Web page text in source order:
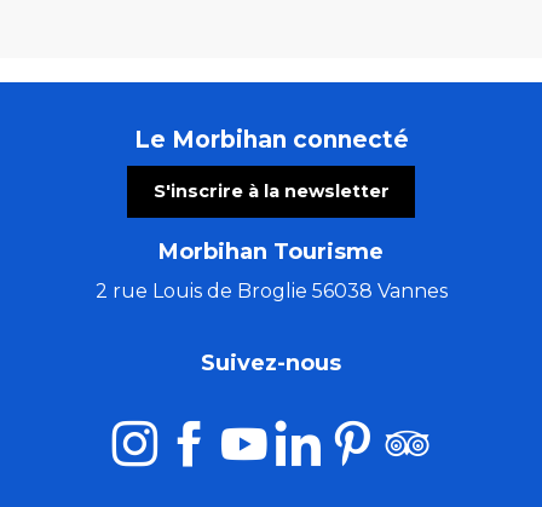
Le Morbihan connecté
S'inscrire à la newsletter
Morbihan Tourisme
2 rue Louis de Broglie 56038 Vannes
Suivez-nous